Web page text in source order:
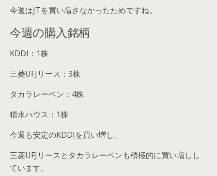
今週はJTを買い増さなかったためですね。
今週の購入銘柄
KDDI：1株
三菱UFJリース：3株
タカラレーベン：4株
積水ハウス：1株
今週も安定のKDDIを買い増し。
三菱UFJリースとタカラレーベンも積極的に買い増しし
ています。